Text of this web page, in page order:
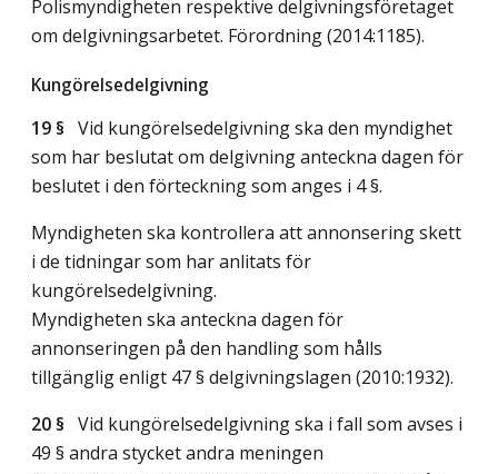
Polismyndigheten respektive delgivningsföretaget
om delgivningsarbetet. Förordning (2014:1185).
Kungörelsedelgivning
19 § Vid kungörelsedelgivning ska den myndighet
som har beslutat om delgivning anteckna dagen för
beslutet i den förteckning som anges i 4 §.
Myndigheten ska kontrollera att annonsering skett
i de tidningar som har anlitats för
kungörelsedelgivning.
Myndigheten ska anteckna dagen för
annonseringen på den handling som hålls
tillgänglig enligt 47 § delgivningslagen (2010:1932).
20 § Vid kungörelsedelgivning ska i fall som avses i
49 § andra stycket andra meningen